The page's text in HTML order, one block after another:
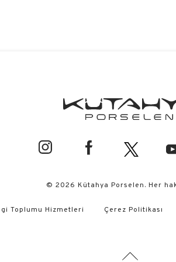
© 2026 Kütahya Porselen. Her
Toplumu Hizmetleri Çerez Politikası